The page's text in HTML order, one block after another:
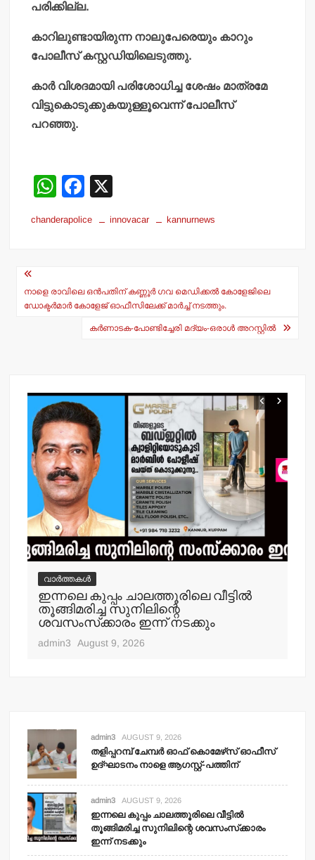
പരിക്കില്ല.
കാറിലുണ്ടായിരുന്ന നാലുപേരെയും കാറും
പോലീസ് കസ്റ്റഡിയിലെടുത്തു.
കാര്‍ വിശദമായി പരിശോധിച്ച ശേഷം മാത്രമേ
വിട്ടുകൊടുക്കുകയുള്ളൂവെന്ന് പോലീസ്
പറഞ്ഞു.
W
at
p
F
c
o
o
chanderapolice innovacar kannurnews
Post
navigation
നാളെ രാവിലെ ഒന്‍പതിന് കണ്ണൂര്‍ ഗവ മെഡിക്കല്‍ കോളേജിലെ
ഡോക്ടര്‍മാര്‍ കോളേജ് ഓഫീസിലേക്ക് മാര്‍ച്ച് നടത്തും.
കര്‍ണാടക-പോണ്ടിച്ചേരി മദ്യം-ഒരാള്‍ അറസ്റ്റില്‍
വാർത്തകൾ
ഇന്നലെ കുപ്പം ചാലത്തൂരിലെ വീട്ടില്‍
തൂങ്ങിമരിച്ച സുനിലിന്റെ
ശവസംസ്‌ക്കാരം ഇന്ന് നടക്കും
admin3 August 9, 2026
admin3 AUGUST 9, 2026
തളിപ്പറമ്പ് ചേമ്പര്‍ ഓഫ് കൊമേഴ്‌സ് ഓഫീസ്
ഉദ്ഘാടനം നാളെ ആഗസ്റ്റ്-പത്തിന്
admin3 AUGUST 9, 2026
ഇന്നലെ കുപ്പം ചാലത്തൂരിലെ വീട്ടില്‍
തൂങ്ങിമരിച്ച സുനിലിന്റെ ശവസംസ്‌ക്കാരം
ഇന്ന് നടക്കും